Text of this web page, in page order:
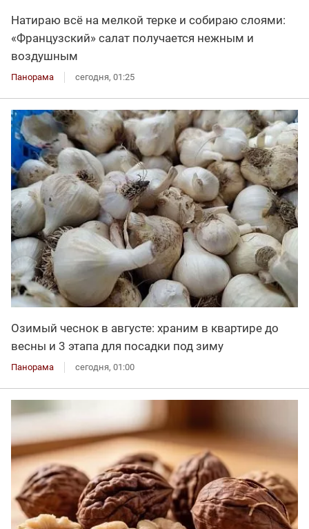
Натираю всё на мелкой терке и собираю слоями:
«Французский» салат получается нежным и
воздушным
Панорама сегодня, 01:25
Озимый чеснок в августе: храним в квартире до
весны и 3 этапа для посадки под зиму
Панорама сегодня, 01:00